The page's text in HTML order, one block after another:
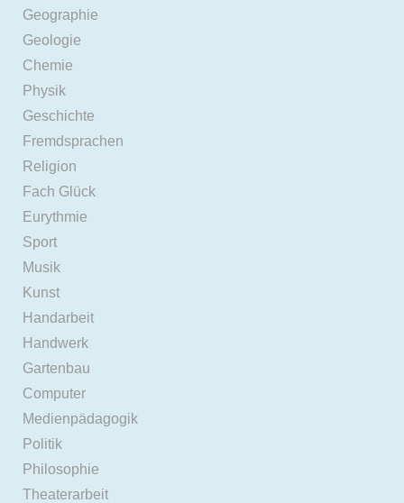
Geographie
Geologie
Chemie
Physik
Geschichte
Fremdsprachen
Religion
Fach Glück
Eurythmie
Sport
Musik
Kunst
Handarbeit
Handwerk
Gartenbau
Computer
Medienpädagogik
Politik
Philosophie
Theaterarbeit